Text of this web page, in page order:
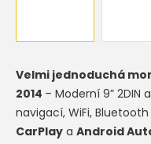
Velmi jednoduchá
2014 – Moderní 9” 2DIN
navigací, WiFi,
CarPlay a Android